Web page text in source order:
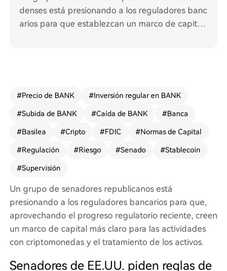
denses está presionando a los reguladores banc
arios para que establezcan un marco de capital
ándares de capital del Comité de Basilea, que a
os criptoactivos, calificándola de "penalización g
eneral" que actúa como una prohibición efectiv
reciente sobre valores tokenizados, que aclara q
ue deben recibir el mismo tratamiento de capita
l que sus equivalentes no tokenizados, basándos
e en el riesgo del activo subyacente y no en la t
ecnología. Instaron a que este principio se apliq
ue de manera consistente a otros activos digital
es y a que se desarrolle un nuevo marco regulat
orio, aprovechando también el progreso del pro
yecto de ley sobre estructura del mercado cript
#Precio de BANK #Inversión regular en BANK
#Subida de BANK #Caída de BANK #Banca
#Basilea #Cripto #FDIC #Normas de Capital
#Regulación #Riesgo #Senado #Stablecoin
#Supervisión
Un grupo de senadores republicanos está
presionando a los reguladores bancarios para que,
aprovechando el progreso regulatorio reciente, creen
un marco de capital más claro para las actividades
con criptomonedas y el tratamiento de los activos.
Senadores de EE.UU. piden reglas de